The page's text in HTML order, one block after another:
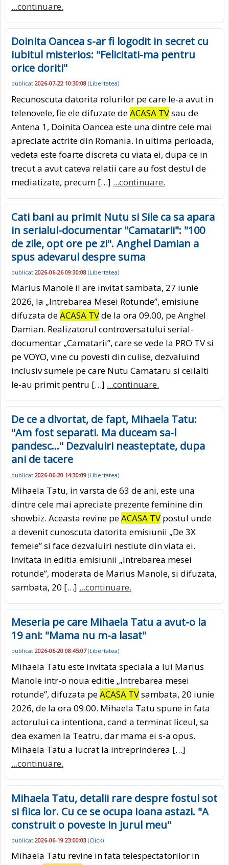
...continuare.
Doinita Oancea s-ar fi logodit in secret cu
iubitul misterios: "Felicitati-ma pentru
orice doriti"
publicat 2026-07-22 10:30:08 (Libertatea)
Recunoscuta datorita rolurilor pe care le-a avut in
telenovele, fie ele difuzate deACASA TVsau de
Antena 1, Doinita Oancea este una dintre cele mai
apreciate actrite din Romania. In ultima perioada,
vedeta este foarte discreta cu viata ei, dupa ce in
trecut a avut cateva relatii care au fost destul de
mediatizate, precum […] ...continuare.
Cati bani au primit Nutu si Sile ca sa apara
in serialul-documentar "Camatarii": "100
de zile, opt ore pe zi". Anghel Damian a
spus adevarul despre suma
publicat 2026-06-26 09:30:08 (Libertatea)
Marius Manole il are invitat sambata, 27 iunie
2026, la „Intrebarea Mesei Rotunde”, emisiune
difuzata deACASA TVde la ora 09.00, pe Anghel
Damian. Realizatorul controversatului serial-
documentar „Camatarii”, care se vede la PRO TV si
pe VOYO, vine cu povesti din culise, dezvaluind
inclusiv sumele pe care Nutu Camataru si ceilalti
le-au primit pentru […] ...continuare.
De ce a divortat, de fapt, Mihaela Tatu:
"Am fost separati. Ma duceam sa-l
pandesc..." Dezvaluiri neasteptate, dupa
ani de tacere
publicat 2026-06-20 14:30:09 (Libertatea)
Mihaela Tatu, in varsta de 63 de ani, este una
dintre cele mai apreciate prezente feminine din
showbiz. Aceasta revine peACASA TV postul unde
a devenit cunoscuta datorita emisiunii „De 3X
femeie” si face dezvaluiri nestiute din viata ei.
Invitata in editia emisiunii „Intrebarea mesei
rotunde”, moderata de Marius Manole, si difuzata,
sambata, 20 […] ...continuare.
Meseria pe care Mihaela Tatu a avut-o la
19 ani: "Mama nu m-a lasat"
publicat 2026-06-20 08:45:07(Libertatea)
Mihaela Tatu este invitata speciala a lui Marius
Manole intr-o noua editie „Intrebarea mesei
rotunde”, difuzata peACASA TVsambata, 20 iunie
2026, de la ora 09.00. Mihaela Tatu spune in fata
actorului ca intentiona, cand a terminat liceul, sa
dea examen la Teatru, dar mama ei s-a opus.
Mihaela Tatu a lucrat la intreprinderea […]
...continuare.
Mihaela Tatu, detalii rare despre fostul sot
si fiica lor. Cu ce se ocupa Ioana astazi. "A
construit o poveste in jurul meu"
publicat 2026-06-19 23:00:03 (Click)
Mihaela Tatu revine in fata telespectatorilor in